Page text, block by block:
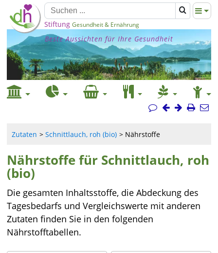
Stiftung Gesundheit & Ernährung
Beste Aussichten für Ihre Gesundheit
Zutaten Schnittlauch, roh (bio) Nährstoffe
Nährstoffe für Schnittlauch, roh
(bio)
Die gesamten Inhaltsstoffe, die Abdeckung des
Tagesbedarfs und Vergleichswerte mit anderen
Zutaten finden Sie in den folgenden
Nährstofftabellen.